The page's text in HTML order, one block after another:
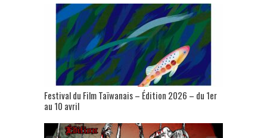
Festival du Film Taïwanais – Édition 2026 – du 1er
au 10 avril